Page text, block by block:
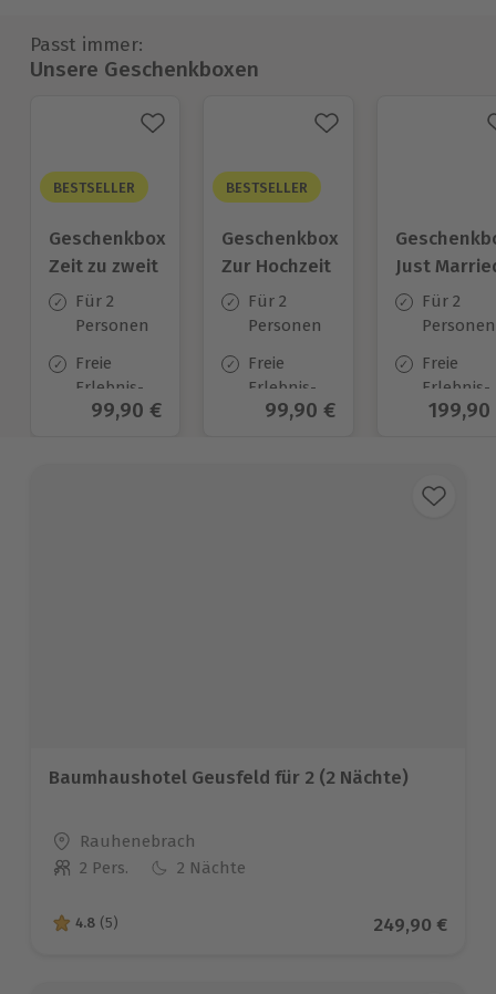
Passt immer:
Unsere Geschenkboxen
BESTSELLER
Geschenkbox
Zeit zu zweit
Für 2
Personen
Freie
Erlebnis-
Auswahl
Aktueller Preis
99,90 €
BESTSELLER
Geschenkbox
Zur Hochzeit
Für 2
Personen
Freie
Erlebnis-
Auswahl
Aktueller Preis
99,90 €
Just
Für 2
Personen
Freie
Erlebnis-
Auswahl
199,90
Baumhaushotel Geusfeld für 2 (2 Nächte)
Standort
Rauhenebrach
Anzahl der Teilnehmer
2 Pers. 2 Nächte
4.8 von 5 Sternen basierend auf 5 Bewertungen
4.8 (5) Aktueller
249,90 €